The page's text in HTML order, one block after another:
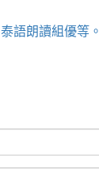
語朗讀組優等。